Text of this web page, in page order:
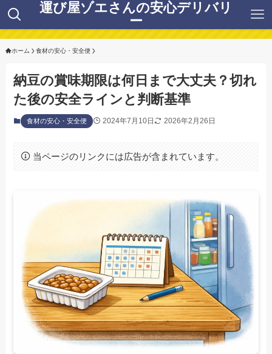
運び屋ゾエさんの安心デリバリ
ー
ホーム 食材の安心・安全便
納豆の賞味期限は何日まで大丈夫？切れ
た後の安全ラインと判断基準
食材の安心・安全便 2024年7月10日 2026年2月26日
当ページのリンクには広告が含まれています。